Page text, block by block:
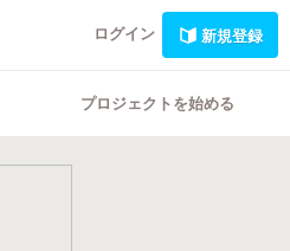
ログイン 新規登録
プロジェクトを始める